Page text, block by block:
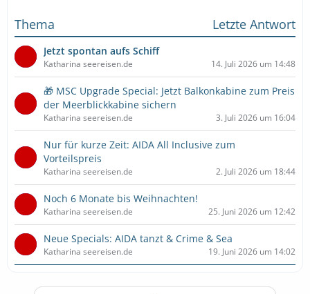
Thema Letzte Antwort
Jetzt spontan aufs Schiff
Katharina seereisen.de 14. Juli 2026 um 14:48
🎁 MSC Upgrade Special: Jetzt Balkonkabine zum Preis
der Meerblickkabine sichern
Katharina seereisen.de 3. Juli 2026 um 16:04
Nur für kurze Zeit: AIDA All Inclusive zum
Vorteilspreis
Katharina seereisen.de 2. Juli 2026 um 18:44
Noch 6 Monate bis Weihnachten!
Katharina seereisen.de 25. Juni 2026 um 12:42
Neue Specials: AIDA tanzt & Crime & Sea
Katharina seereisen.de 19. Juni 2026 um 14:02